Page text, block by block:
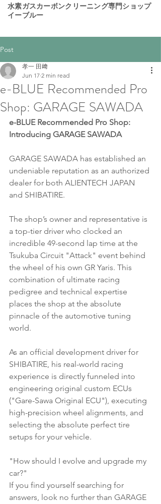
​水素ガスカーボンクリーニング専門ショップ
イーブルー
Post
e-BLUE Recommended Pro
Shop: GARAGE SAWADA
孝一 田﨑
Jun 17 2 min read
e-BLUE Recommended Pro Shop:
Introducing GARAGE SAWADA
GARAGE SAWADA has established an
undeniable reputation as an authorized
dealer for both ALIENTECH JAPAN
and SHIBATIRE.
The shop’s owner and representative is
a top-tier driver who clocked an
incredible 49-second lap time at the
Tsukuba Circuit "Attack" event behind
the wheel of his own GR Yaris. This
combination of ultimate racing
pedigree and technical expertise
places the shop at the absolute
pinnacle of the automotive tuning
world.
As an official development driver for
SHIBATIRE, his real-world racing
experience is directly funneled into
engineering original custom ECUs
("Gare-Sawa Original ECU"), executing
high-precision wheel alignments, and
selecting the absolute perfect tire
setups for your vehicle.
"How should I evolve and upgrade my
car?"
If you find yourself searching for
answers, look no further than GARAGE